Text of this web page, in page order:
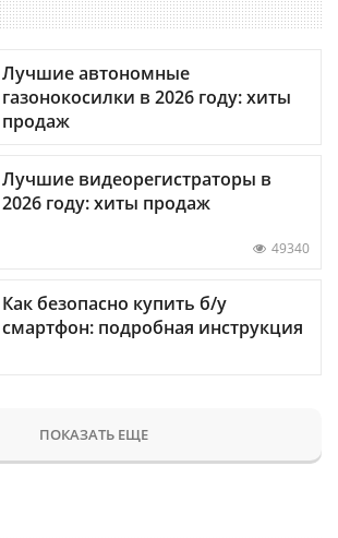
Лучшие автономные
газонокосилки в 2026 году: хиты
продаж
Лучшие видеорегистраторы в
2026 году: хиты продаж
49340
Как безопасно купить б/у
смартфон: подробная инструкция
ПОКАЗАТЬ ЕЩЕ